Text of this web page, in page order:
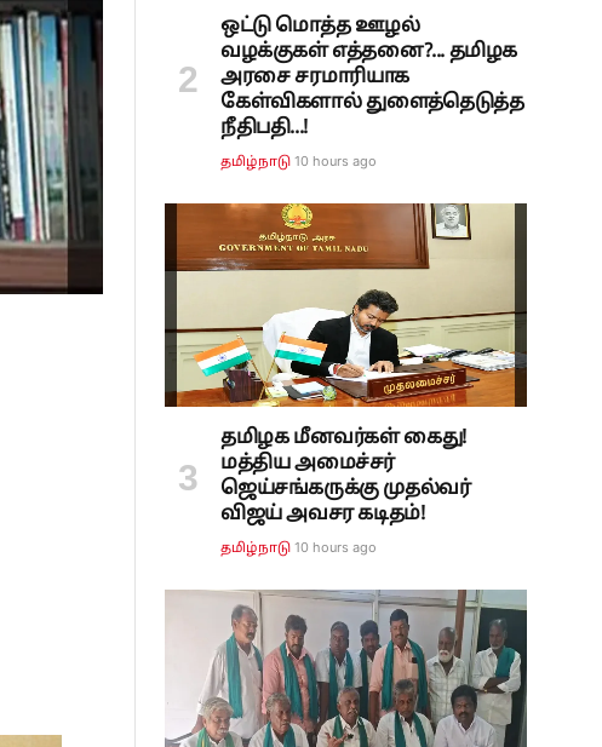
ஒட்டு மொத்த ஊழல்
வழக்குகள் எத்தனை?... தமிழக
அரசை சரமாரியாக
கேள்விகளால் துளைத்தெடுத்த
நீதிபதி...!
தமிழ்நாடு 10 hours ago
தமிழக மீனவர்கள் கைது!
மத்திய அமைச்சர்
ஜெய்சங்கருக்கு முதல்வர்
விஜய் அவசர கடிதம்!
தமிழ்நாடு 10 hours ago